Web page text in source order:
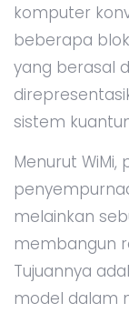
komputer
beberapa
yang berasal
sistem
Menurut
melainkan
membangun
Tujuannya
model dalam